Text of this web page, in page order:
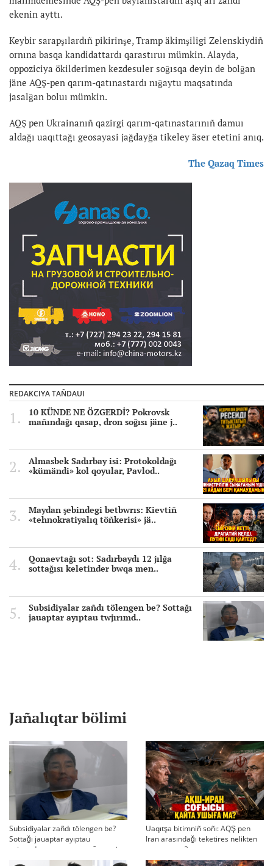
ekenin ayttı.
Keybir sarapşılardıñ pikirinşe, Tramp äkimşiligi Zelenskiydiñ
ornına basqa kandidattardı qarastıruı mümkin. Alayda,
oppoziciya ökilderimen kezdesuler soğısqa deyin de bolğan
jäne AQŞ-pen qarım-qatınastardı nığaytu maqsatında
jasalğan boluı mümkin.
AQŞ pen Ukrainanıñ qazirgi qarım-qatınastarınıñ damuı
aldağı uaqıttağı geosayasi jağdayğa tikeley äser etetini anıq.
The Qazaq Times
REDAKCIYA TAÑDAUI
10 KÜNDE NE ÖZGERDİ? Pokrovsk
mañındağı qasap, dron soğısı jäne j..
Almasbek Sadırbay isi: Protokoldağı
«kümändi» kol qoyular, Pavlod..
Maydan şebindegi betbwrıs: Kievtiñ
«tehnokratiyalıq töñkerisi» jä..
Qonaevtağı sot: Sadırbaydı 12 jılğa
sottağısı keletinder bwqa men..
Subsidiyalar zañdı tölengen be? Sottağı
jauaptar ayıptau twjırımd..
Jañalıqtar bölimi
Subsidiyalar zañdı tölengen be?
Sottağı jauaptar ayıptau
twjırımdarın qayta qarauğa negiz
bola ala ma?
Uaqıtşa bitimniñ soñı: AQŞ pen
Iran arasındağı teketires nelikten
qayta uşıqtı?